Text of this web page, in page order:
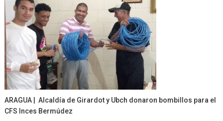
ARAGUA | Alcaldía de Girardot y Ubch donaron bombillos para el
CFS Inces Bermúdez